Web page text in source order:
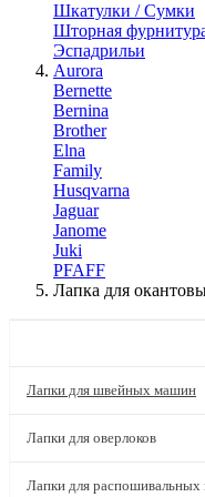
Шкатулки / Сумки
Шторная
Эспадрильи
Aurora
Bernette
Bernina
Brother
Elna
Family
Husqvarna
Jaguar
Janome
Juki
PFAFF
Лапка для
Лапки для швейных машин
Лапки для оверлоков
Лапки для